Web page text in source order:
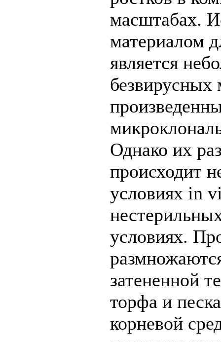
масштабах.
материалом
является
безвирусных
Однако их
происходит
условиях in
условиях.
затененной
торфа и
корневой